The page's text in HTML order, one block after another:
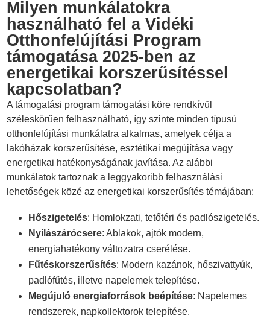
Milyen munkálatokra
használható fel a Vidéki
Otthonfelújítási Program
támogatása 2025-ben az
energetikai korszerűsítéssel
kapcsolatban?
A támogatási program támogatási köre rendkívül
széleskörűen felhasználható, így szinte minden típusú
otthonfelújítási munkálatra alkalmas, amelyek célja a
lakóházak korszerűsítése, esztétikai megújítása vagy
energetikai hatékonyságának javítása. Az alábbi
munkálatok tartoznak a leggyakoribb felhasználási
lehetőségek közé az energetikai korszerűsítés témájában:
Hőszigetelés: Homlokzati, tetőtéri és padlószigetelés.
Nyílászárócsere: Ablakok, ajtók modern,
energiahatékony változatra cserélése.
Fűtéskorszerűsítés: Modern kazánok, hőszivattyúk,
padlófűtés, illetve napelemek telepítése.
Megújuló energiaforrások beépítése: Napelemes
rendszerek, napkollektorok telepítése.